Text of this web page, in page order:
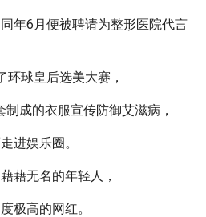
年6月便被聘请为整形医院代言
环球皇后选美大赛，
成的衣服宣传防御艾滋病，
进娱乐圈。
藉无名的年轻人，
极高的网红。